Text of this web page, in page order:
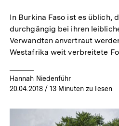
In Burkina Faso ist es üblich,
durchgängig bei ihren
Verwandten anvertraut
Westafrika weit verbreitete
Hannah Niedenführ
20.04.2018/ 13 Minuten zu lesen